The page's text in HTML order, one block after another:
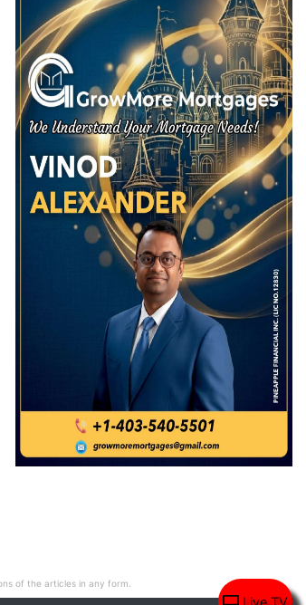
Live TV
of the articles in any form.